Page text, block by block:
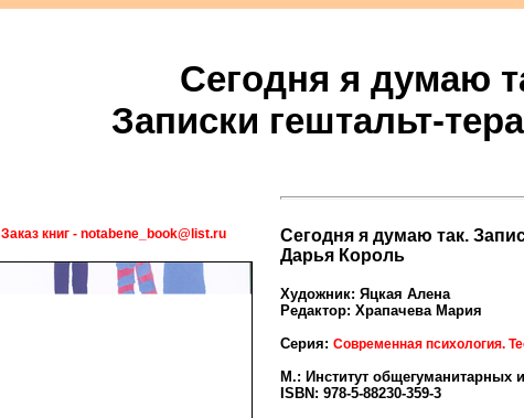
Сегодня я думаю
Записки гештальт-
Заказ книг - notabene_book@list.ru
Сегодня я думаю так.
Дарья Король
Художник: Яцкая Алена
Редактор: Храпачева Мария
Серия: Современная психология.
М.: Институт общегуманитарных
ISBN: 978-5-88230-359-3